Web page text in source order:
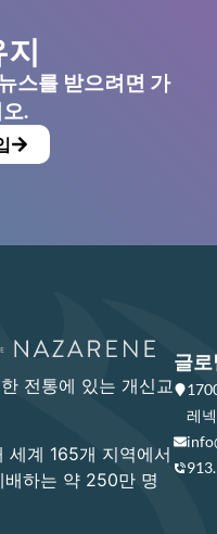
스를 받으려면 가
.
전통에 있는 개신교
세계 165개 지역에서
하는 약 250만 명
글로
레